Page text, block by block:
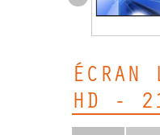
ÉCRAN
HD -